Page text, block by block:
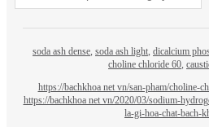
soda ash dense, soda ash light, dicalcium
choline chloride 60,
https://bachkhoa net vn/san-pham/choline-
https://bachkhoa net vn/2020/03/sodium-
la-gi-hoa-chat-bach-